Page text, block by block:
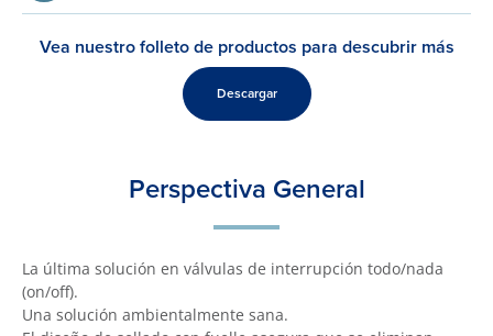
Vea nuestro folleto de productos para descubrir más
Descargar
Perspectiva General
La última solución en válvulas de interrupción todo/nada
(on/off).
Una solución ambientalmente sana.